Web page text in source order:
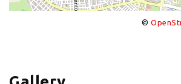
©